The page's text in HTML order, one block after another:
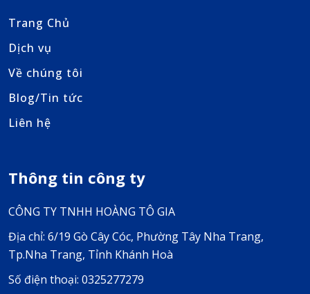
Trang Chủ
Dịch vụ
Về chúng tôi
Blog/Tin tức
Liên hệ
Thông tin công ty
CÔNG TY TNHH HOÀNG TÔ GIA
Địa chỉ: 6/19 Gò Cây Cóc, Phường Tây Nha Trang,
Tp.Nha Trang, Tỉnh Khánh Hoà
Số điện thoại: 0325277279